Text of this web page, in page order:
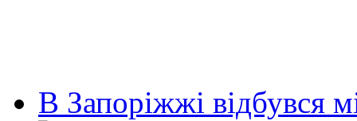
В Запоріжжі відбувся